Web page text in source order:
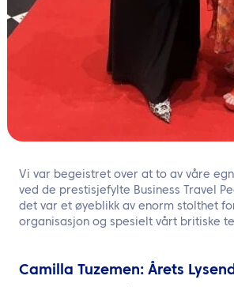
Vi var begeistret over at to av våre
ved de prestisjefylte Business Travel
det var et øyeblikk av enorm stolthet
organisasjon og spesielt vårt britiske
Camilla Tuzemen: Årets